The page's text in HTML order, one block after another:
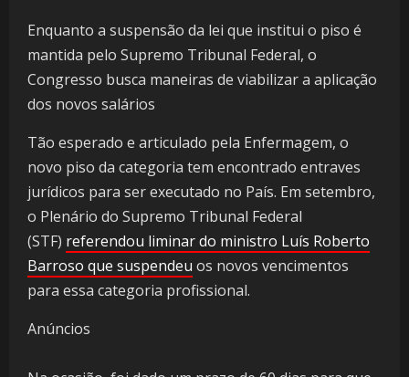
Enquanto a suspensão da lei que institui o piso é
mantida pelo Supremo Tribunal Federal, o
Congresso busca maneiras de viabilizar a aplicação
dos novos salários
Tão esperado e articulado pela Enfermagem, o
novo piso da categoria tem encontrado entraves
jurídicos para ser executado no País. Em setembro,
o Plenário do Supremo Tribunal Federal
(STF) referendou liminar do ministro Luís Roberto
Barroso que suspendeu os novos vencimentos
para essa categoria profissional.
Anúncios